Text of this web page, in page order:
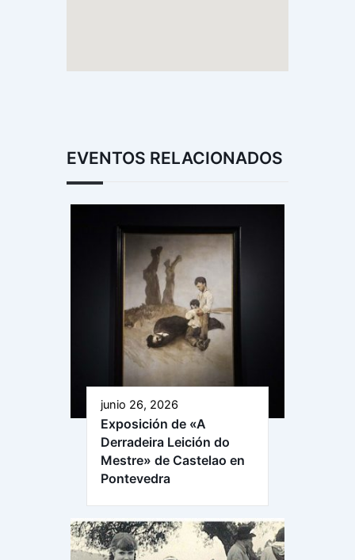
EVENTOS RELACIONADOS
junio 26, 2026
Exposición de «A
Derradeira Leición do
Mestre» de Castelao en
Pontevedra